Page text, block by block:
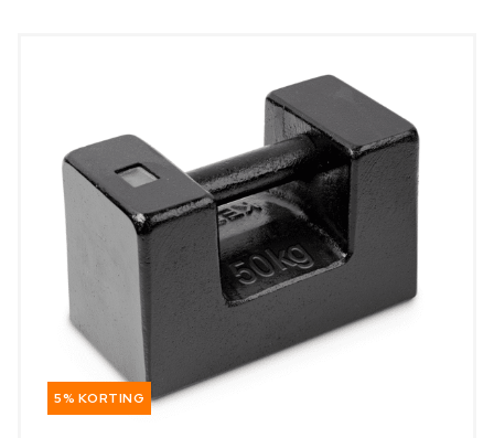
5% KORTING